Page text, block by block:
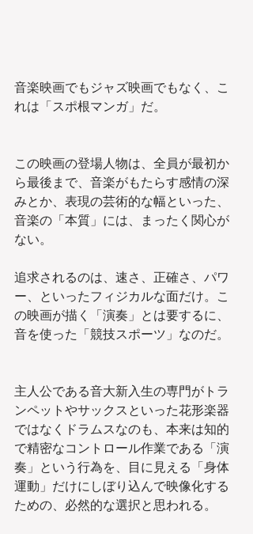
音楽映画でもジャズ映画でもなく、こ
れは「スポ根マンガ」だ。
この映画の登場人物は、全員が最初か
ら最後まで、音楽がもたらす感情の深
みとか、表現の芸術的な幅といった、
音楽の「本質」には、まったく関心が
ない。
追求されるのは、速さ、正確さ、パワ
ー、といったフィジカルな面だけ。こ
の映画が描く「演奏」とは要するに、
音を使った「競技スポーツ」なのだ。
主人公である音大新入生の専門がトラ
ンペットやサックスといった花形楽器
ではなくドラムスなのも、本来は知的
で精密なコントロール作業である「演
奏」という行為を、目に見える「身体
運動」だけにしぼり込んで映像化する
ための、必然的な選択と思われる。